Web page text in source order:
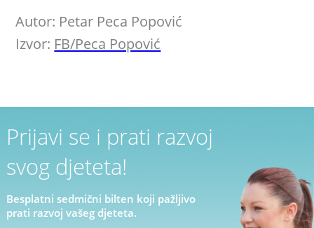
Autor: Petar Peca Popović
Izvor: FB/Peca Popović
Prijavi se i prati razvoj
svog djeteta!
Besplatni sedmični bilten koji pažljivo
prati razvoj vašeg djeteta.